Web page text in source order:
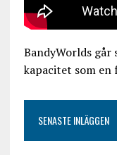
BandyWorlds går
kapacitet som en
SENASTE INLÄGGEN